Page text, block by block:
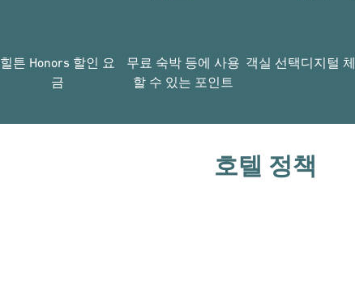
힐튼 Honors 할인 요
금
무료 숙박 등에 사용
할 수 있는 포인트
객실 선택디지털
호텔 정책